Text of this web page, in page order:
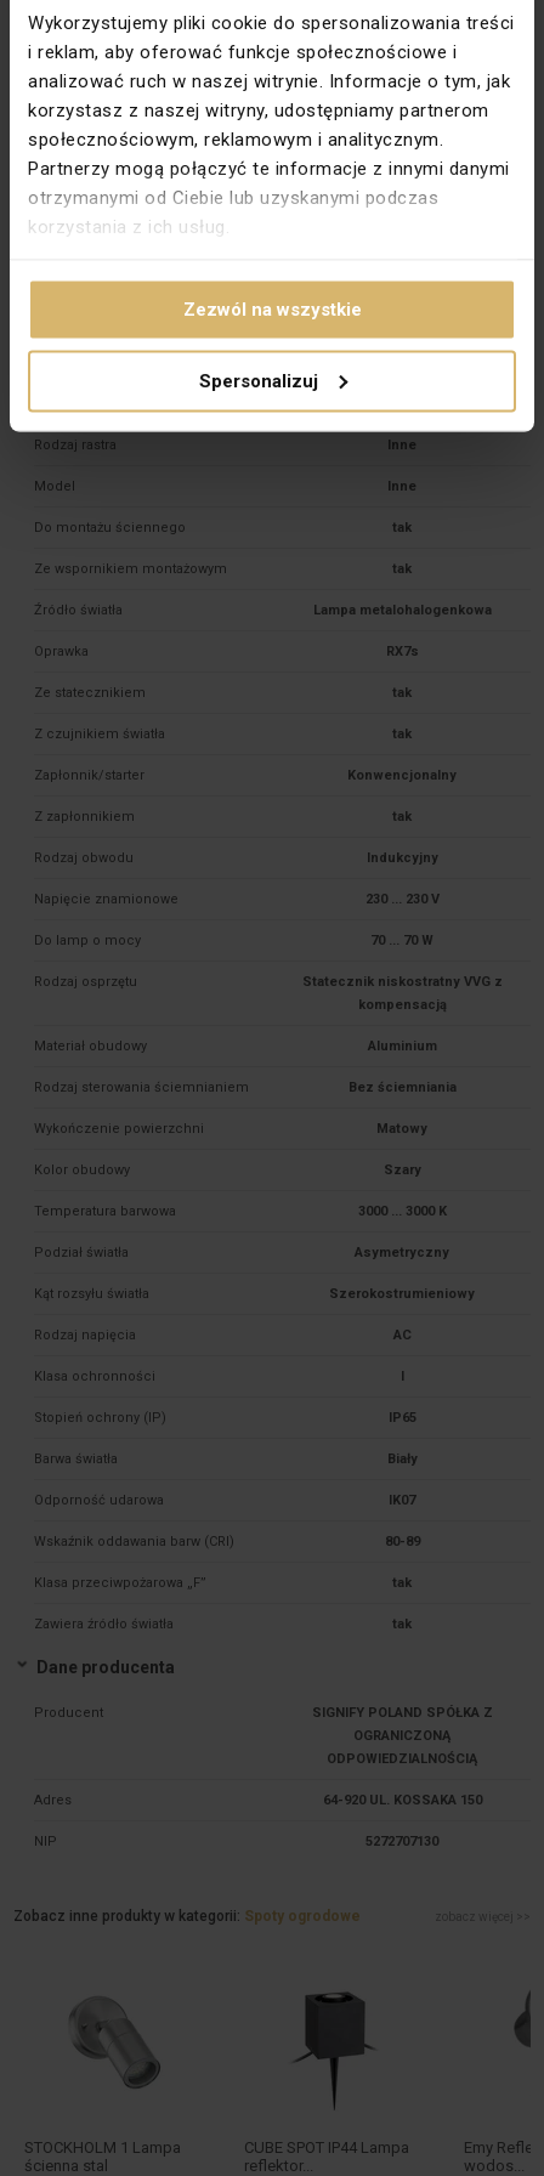
Wykorzystujemy pliki cookie do spersonalizowania treści
i reklam, aby oferować funkcje społecznościowe i
analizować ruch w naszej witrynie. Informacje o tym, jak
korzystasz z naszej witryny, udostępniamy partnerom
społecznościowym, reklamowym i analitycznym.
Partnerzy mogą połączyć te informacje z innymi danymi
otrzymanymi od Ciebie lub uzyskanymi podczas
korzystania z ich usług.
Zezwól na wszystkie
Spersonalizuj
Instalacja w meblach, klasa
nie
Szerokość 306 mm
Odbłyśnik perforowany
Klasa przeciwpożarowa „FF” nie
Moc źródła światła
Możliwość pokrycia oprawy
nie
Rodzaj rastra Inne
Model Inne
Do montażu ściennego tak
Ze wspornikiem montażowym tak
Źródło światła Lampa metalohalogenkowa
Oprawka RX7s
Ze statecznikiem tak
Z czujnikiem światła tak
Zapłonnik/starter Konwencjonalny
Z zapłonnikiem tak
Rodzaj obwodu Indukcyjny
Napięcie znamionowe 230 ... 230 V
Do lamp o mocy 70 ... 70 W
Rodzaj osprzętu
Statecznik niskostratny VVG z
kompensacją
Materiał obudowy Aluminium
Rodzaj sterowania ściemnianiem Bez ściemniania
Wykończenie powierzchni Matowy
Kolor obudowy Szary
Temperatura barwowa 3000 ... 3000 K
Podział światła Asymetryczny
Kąt rozsyłu światła Szerokostrumieniowy
Rodzaj napięcia AC
Klasa ochronności
Stopień ochrony (IP) IP65
Barwa światła Biały
Odporność udarowa IK07
Wskaźnik oddawania barw (CRI) 80-89
Klasa przeciwpożarowa „F” tak
Zawiera źródło światła tak
Dane producenta
Producent
SIGNIFY POLAND SPÓŁKA Z
OGRANICZONĄ
ODPOWIEDZIALNOŚCIĄ
Adres 64-920 UL. KOSSAKA 150
NIP 5272707130
Zobacz inne produkty w kategorii: Spoty ogrodowe zobacz więcej >>
STOCKHOLM 1 Lampa
ścienna stal
CUBE SPOT IP44 Lampa
reflektor...
Emy
wodos...